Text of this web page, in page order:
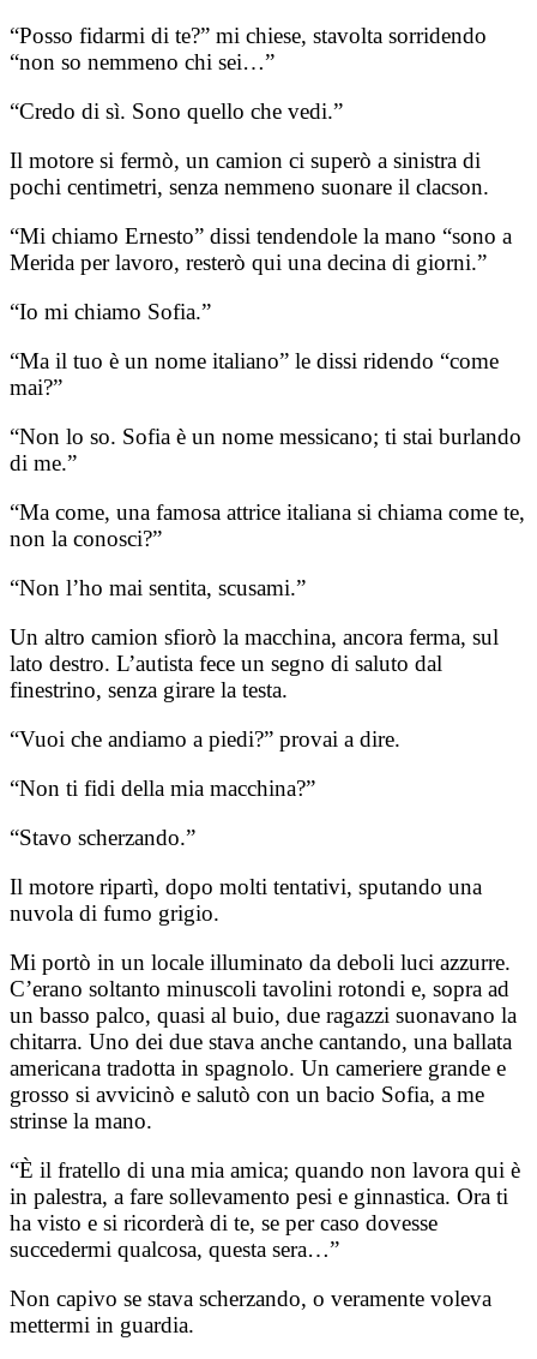
“Posso fidarmi di te?” mi chiese, stavolta sorridendo
“non so nemmeno chi sei…”
“Credo di sì. Sono quello che vedi.”
Il motore si fermò, un camion ci superò a sinistra di
pochi centimetri, senza nemmeno suonare il clacson.
“Mi chiamo Ernesto” dissi tendendole la mano “sono a
Merida per lavoro, resterò qui una decina di giorni.”
“Io mi chiamo Sofia.”
“Ma il tuo è un nome italiano” le dissi ridendo “come
mai?”
“Non lo so. Sofia è un nome messicano; ti stai burlando
di me.”
“Ma come, una famosa attrice italiana si chiama come te,
non la conosci?”
“Non l’ho mai sentita, scusami.”
Un altro camion sfiorò la macchina, ancora ferma, sul
lato destro. L’autista fece un segno di saluto dal
finestrino, senza girare la testa.
“Vuoi che andiamo a piedi?” provai a dire.
“Non ti fidi della mia macchina?”
“Stavo scherzando.”
Il motore ripartì, dopo molti tentativi, sputando una
nuvola di fumo grigio.
Mi portò in un locale illuminato da deboli luci azzurre.
C’erano soltanto minuscoli tavolini rotondi e, sopra ad
un basso palco, quasi al buio, due ragazzi suonavano la
chitarra. Uno dei due stava anche cantando, una ballata
americana tradotta in spagnolo. Un cameriere grande e
grosso si avvicinò e salutò con un bacio Sofia, a me
strinse la mano.
“È il fratello di una mia amica; quando non lavora qui è
in palestra, a fare sollevamento pesi e ginnastica. Ora ti
ha visto e si ricorderà di te, se per caso dovesse
succedermi qualcosa, questa sera…”
Non capivo se stava scherzando, o veramente voleva
mettermi in guardia.